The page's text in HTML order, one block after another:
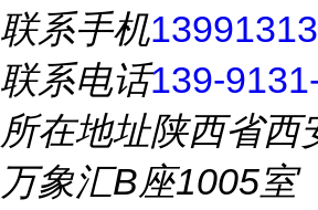
联系手机
联系电话139-
所在地址陕西省西
万象汇B座1005室